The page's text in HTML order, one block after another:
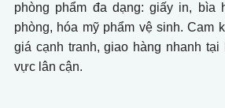
phòng phẩm đa dạng: giấy in, bìa
phòng, hóa mỹ phẩm vệ sinh. Cam
giá cạnh tranh, giao hàng nhanh
vực lân cận.